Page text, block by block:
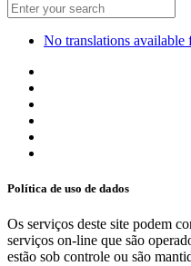
No translations available
Política de uso de dados
Os serviços deste site podem
serviços on-line que são
estão sob controle ou são